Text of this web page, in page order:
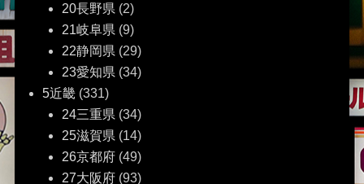
20長野県 (2)
21岐阜県 (9)
22静岡県 (29)
23愛知県 (34)
5近畿(331)
24三重県 (34)
25滋賀県 (14)
26京都府(49)
27大阪府(93)